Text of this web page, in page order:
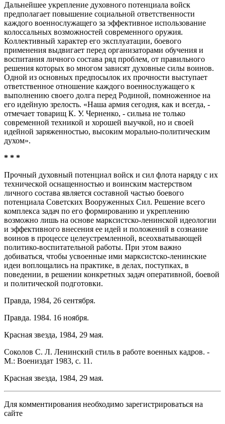
Дальнейшее укрепление духовного потенциала войск
предполагает повышение социальной ответственности
каждого военнослужащего за эффективное использование
колоссальных возможностей современного оружия.
Коллективный характер его эксплуатации, боевого
применения выдвигает перед организаторами обучения и
воспитания личного состава ряд проблем, от правильного
решения которых во многом зависят духовные силы воинов.
Одной из основных предпосылок их прочности выступает
ответственное отношение каждого военнослужащего к
выполнению своего долга перед Родиной, помноженное на
его идейную зрелость. «Наша армия сегодня, как и всегда, -
отмечает товарищ К. У. Черненко, - сильна не только
современной техникой и хорошей выучкой, но и своей
идейной заряженностью, высоким морально-политическим
духом».
* * *
Прочный духовный потенциал войск и сил флота наряду с их
технической оснащенностью и воинским мастерством
личного состава является составной частью боевого
потенциала Советских Вооруженных Сил. Решение всего
комплекса задач по его формированию и укреплению
возможно лишь на основе марксистско-ленинской идеологии
и эффективного внесения ее идей и положений в сознание
воинов в процессе целеустремленной, всеохватывающей
политико-воспитательной работы. При этом важно
добиваться, чтобы усвоенные ими марксистско-ленинские
идеи воплощались на практике, в делах, поступках, в
поведении, в решении конкретных задач оперативной, боевой
и политической подготовки.
Правда, 1984, 26 сентября.
Правда. 1984. 16 ноября.
Красная звезда, 1984, 29 мая.
Соколов С. Л. Ленинский стиль в работе военных кадров. -
М.: Воениздат 1983, с. 11.
Красная звезда, 1984, 29 мая.
Для комментирования необходимо зарегистрироваться на
сайте